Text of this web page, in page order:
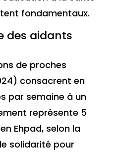
fondamentaux.
des aidants
de proches
consacrent en
par semaine à un
représente 5
Ehpad, selon la
solidarité pour